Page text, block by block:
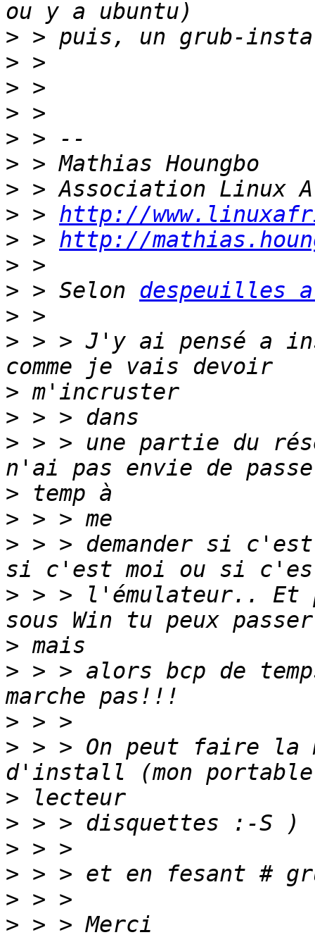
>
>
>
>
>
>
>
> > http://
> > http://
>
> > Selon despeuilles
>
> > > J'y ai pensé a
>
>
> > > une partie du
>
>
> > > demander si
> > > l'émulateur.. Et
>
> > > alors bcp de
>
> > > On peut faire la
>
>
>
>
>
>